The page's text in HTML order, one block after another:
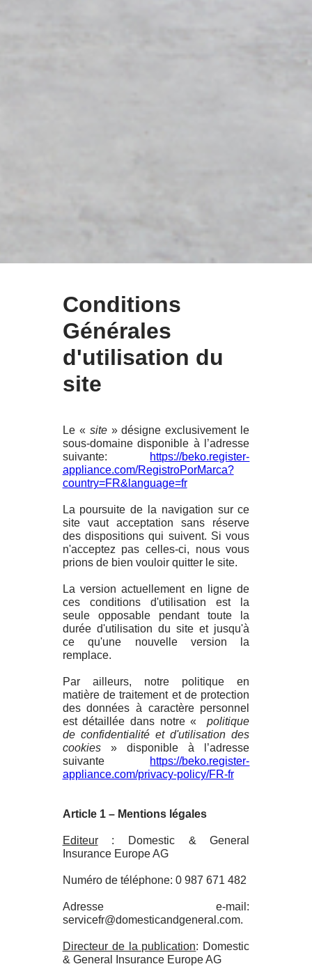
Conditions
Générales
d'utilisation du
site
Le « site» désigne exclusivement le
sous-domaine disponible à l’adresse
suivante: https://beko.register-
appliance.com/RegistroPorMarca?
country=FR&language=fr
La poursuite de la navigation sur ce
site vaut acceptation sans réserve
des dispositions qui suivent. Si vous
n'acceptez pas celles-ci, nous vous
prions de bien vouloir quitter le site.
La version actuellement en ligne de
ces conditions d'utilisation est la
seule opposable pendant toute la
durée d'utilisation du site et jusqu'à
ce qu'une nouvelle version la
remplace.
Par ailleurs, notre politique en
matière de traitement et de protection
des données à caractère personnel
est détaillée dans notre «politique
de confidentialité et d'utilisation des
cookies» disponible à l’adresse
suivante https://beko.register-
appliance.com/privacy-policy/FR-fr
Article 1 – Mentions légales
Editeur: Domestic & General
Insurance Europe AG
Numéro de téléphone: 0 987 671 482
Adresse e-mail:
servicefr@domesticandgeneral.com.
Directeur de la publication: Domestic
& General Insurance Europe AG